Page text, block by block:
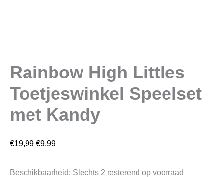
Rainbow High Littles
Toetjeswinkel Speelset
met Kandy
€19,99 €9,99
Beschikbaarheid: Slechts 2 resterend op voorraad